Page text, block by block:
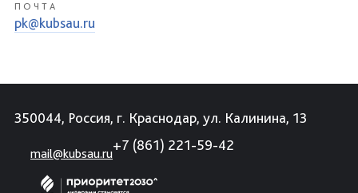
ПОЧТА
pk@kubsau.ru
350044, Россия, г. Краснодар, ул. Калинина, 13
mail@kubsau.ru
+7 (861) 221-59-42